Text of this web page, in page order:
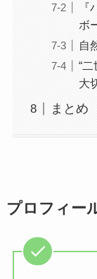
ボ
自
“
大
まとめ
プロフィー